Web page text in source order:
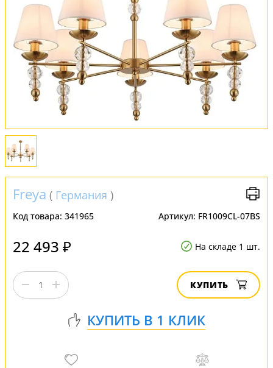
Оплата и доставка
Обмен и возврат
Установка
FAQ
Freya ( Германия )
Код товара: 341965 Артикул: FR1009CL-07BS
22 493 ₽ На складе 1 шт.
КУПИТЬ